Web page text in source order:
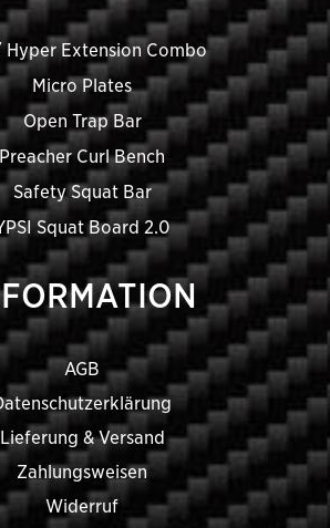
Hyper Extension Combo
Micro Plates
Open Trap Bar
Preacher Curl Bench
Safety Squat Bar
Squat Board 2.0
AGB
Lieferung & Versand
Zahlungsweisen
Widerruf